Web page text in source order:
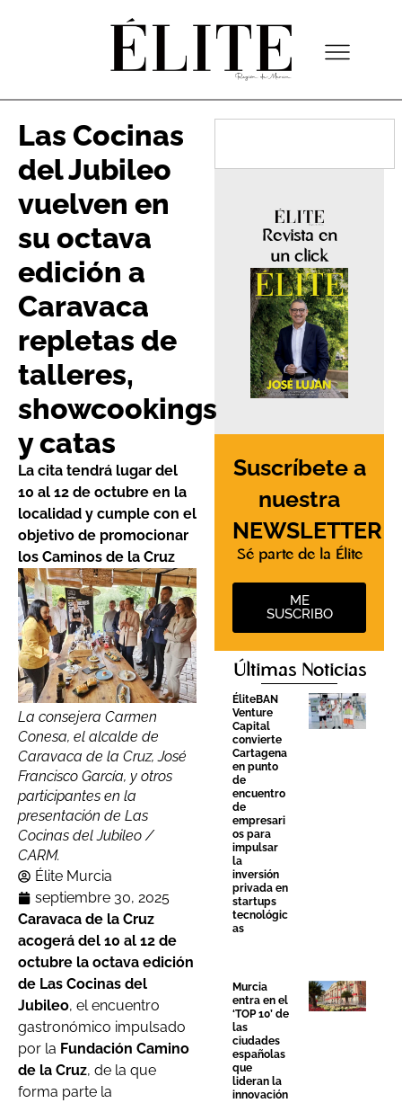
Las Cocinas
del Jubileo
vuelven en
su octava
edición a
Caravaca
repletas de
talleres,
showcookings
y catas
La cita tendrá lugar del
10 al 12 de octubre en la
localidad y cumple con el
objetivo de promocionar
los Caminos de la Cruz
La consejera Carmen
Conesa, el alcalde de
Caravaca de la Cruz, José
Francisco García, y otros
participantes en la
presentación de Las
Cocinas del Jubileo /
CARM.
Élite Murcia
septiembre 30, 2025
Caravaca de la Cruz
acogerá del 10 al 12 de
octubre la octava edición
de Las Cocinas del
Jubileo, el encuentro
gastronómico impulsado
por la Fundación Camino
de la Cruz, de la que
forma parte la
Revista en
un click
Suscríbete a
nuestra
NEWSLETTER
Sé parte de la Élite
ME
SUSCRIBO
Últimas Noticias
ÉliteBAN
Venture
Capital
convierte
Cartagena
en punto
de
encuentro
de
empresari
os para
impulsar
la
inversión
privada en
startups
tecnológic
as
Murcia
entra en el
‘TOP 10’ de
las
ciudades
españolas
que
lideran la
innovación